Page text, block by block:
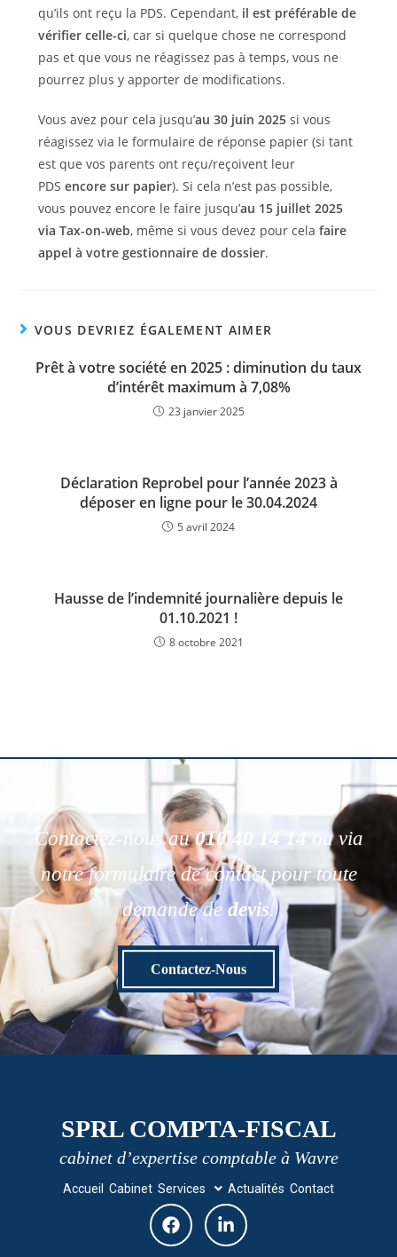
qu’ils ont reçu la PDS. Cependant, il est préférable de
vérifier celle-ci, car si quelque chose ne correspond
pas et que vous ne réagissez pas à temps, vous ne
pourrez plus y apporter de modifications.
Vous avez pour cela jusqu’au 30 juin 2025si vous
réagissez via le formulaire de réponse papier (si tant
est que vos parents ont reçu/reçoivent leur
PDS encore sur papier). Si cela n’est pas possible,
vous pouvez encore le faire jusqu’au 15 juillet 2025
via Tax-on-web, même si vous devez pour cela faire
appel à votre gestionnaire de dossier.
VOUS DEVRIEZ ÉGALEMENT AIMER
Prêt à votre société en 2025 : diminution du taux
d’intérêt maximum à 7,08%
23 janvier 2025
Déclaration Reprobel pour l’année 2023 à
déposer en ligne pour le 30.04.2024
5 avril 2024
Hausse de l’indemnité journalière depuis le
01.10.2021 !
8 octobre 2021
Contactez-nous au010 40 14 14
ou via
notre formulaire de contact pour toute
demande de devis.
Contactez-Nous
SPRL COMPTA-FISCAL
cabinet d’expertise comptable à Wavre
Accueil Cabinet Services Actualités Contact